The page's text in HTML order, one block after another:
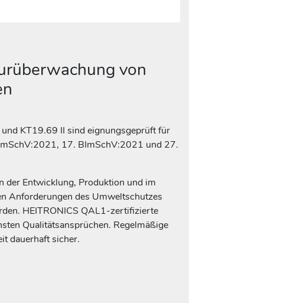
von
KT19.69 II sind eignungsgeprüft für
17. BImSchV:2021 und 27.
der Entwicklung, Produktion und im
Anforderungen des Umweltschutzes
HEITRONICS QAL1-zertifizierte
Qualitätsansprüchen. Regelmäßige
dauerhaft sicher.